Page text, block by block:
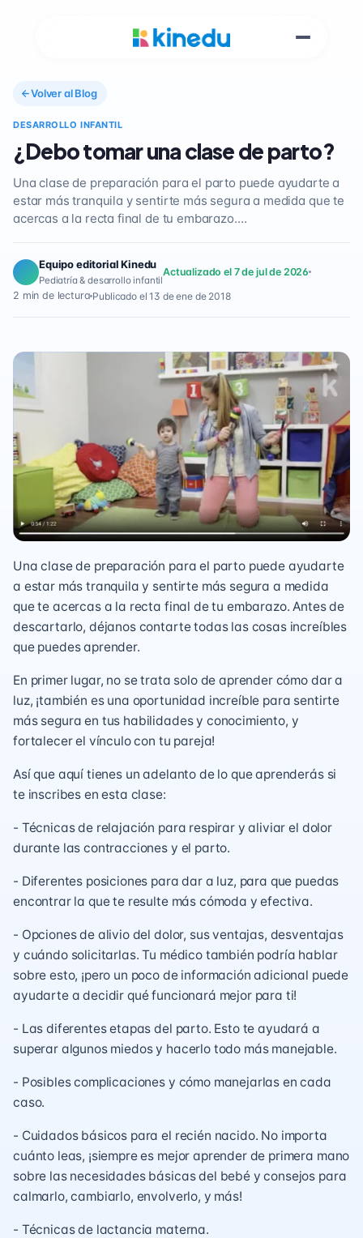
Volver al Blog
DESARROLLO INFANTIL
¿Debo tomar una clase de parto?
Una clase de preparación para el parto puede ayudarte a
estar más tranquila y sentirte más segura a medida que te
acercas a la recta final de tu embarazo.…
Equipo editorial Kinedu
Pediatría & desarrollo infantil
Actualizado el 7 de jul de 2026
2 min de lectura Publicado el 13 de ene de 2018
Una clase de preparación para el parto puede ayudarte
a estar más tranquila y sentirte más segura a medida
que te acercas a la recta final de tu embarazo. Antes de
descartarlo, déjanos contarte todas las cosas increíbles
que puedes aprender.
En primer lugar, no se trata solo de aprender cómo dar a
luz, ¡también es una oportunidad increíble para sentirte
más segura en tus habilidades y conocimiento, y
fortalecer el vínculo con tu pareja!
Así que aquí tienes un adelanto de lo que aprenderás si
te inscribes en esta clase:
- Técnicas de relajación para respirar y aliviar el dolor
durante las contracciones y el parto.
- Diferentes posiciones para dar a luz, para que puedas
encontrar la que te resulte más cómoda y efectiva.
- Opciones de alivio del dolor, sus ventajas, desventajas
y cuándo solicitarlas. Tu médico también podría hablar
sobre esto, ¡pero un poco de información adicional puede
ayudarte a decidir qué funcionará mejor para ti!
- Las diferentes etapas del parto. Esto te ayudará a
superar algunos miedos y hacerlo todo más manejable.
- Posibles complicaciones y cómo manejarlas en cada
caso.
- Cuidados básicos para el recién nacido. No importa
cuánto leas, ¡siempre es mejor aprender de primera mano
sobre las necesidades básicas del bebé y consejos para
calmarlo, cambiarlo, envolverlo, y más!
- Técnicas de lactancia materna.